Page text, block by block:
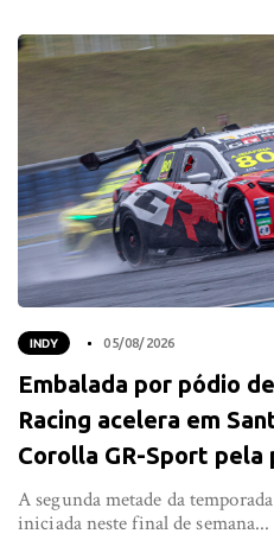
INDY 05/08/2026
Embalada por pódio
Racing acelera em
Corolla GR-Sport pela
A segunda metade da
iniciada neste final de semana...